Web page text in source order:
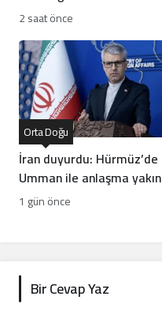
yapacak?
2 saat önce
İran duyurdu: Hürmüz’de
Umman ile anlaşma yakın
Orta Doğu
1 gün önce
Bir Cevap Yaz